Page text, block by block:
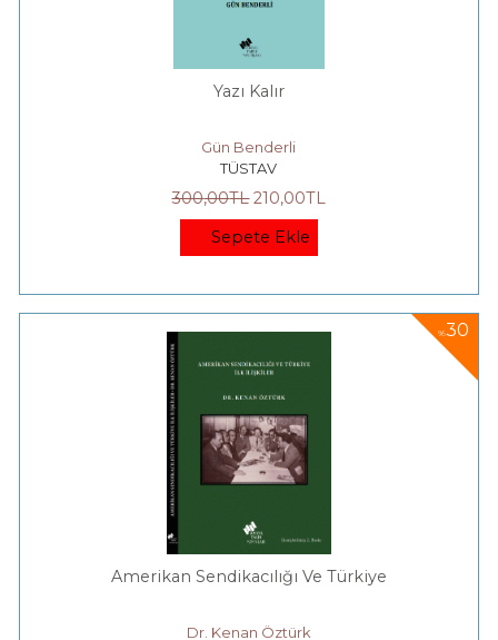
Yazı Kalır
Gün Benderli
TÜSTAV
300,00TL 210,00TL
Sepete Ekle
%30
Amerikan Sendikacılığı Ve Türkiye
Dr. Kenan Öztürk